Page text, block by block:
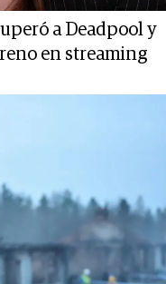
a Deadpool y
en streaming